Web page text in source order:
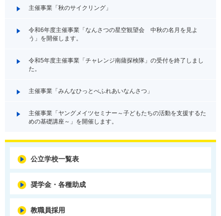
主催事業「秋のサイクリング」
令和6年度主催事業「なんさつの星空観望会 中秋の名月を見よ
う」を開催します。
令和5年度主催事業「チャレンジ南薩探検隊」の受付を終了しまし
た。
主催事業「みんなひっとべふれあいなんさつ」
主催事業「ヤングメイツセミナー～子どもたちの活動を支援するた
めの基礎講座～」を開催します。
公立学校一覧表
奨学金・各種助成
教職員採用